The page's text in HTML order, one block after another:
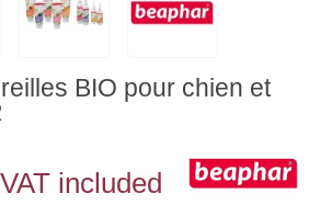
BIO pour chien et
VAT included